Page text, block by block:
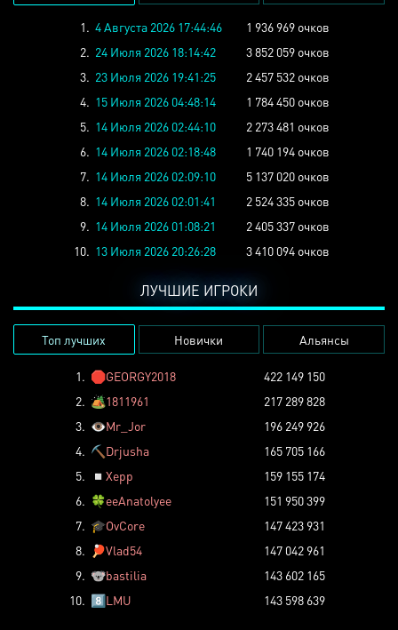
1. 4 Августа 2026 17:44:46
1 936 969 очков
2. 24 Июля 2026 18:14:42
3 852 059 очков
3. 23 Июля 2026 19:41:25
2 457 532 очков
4. 15 Июля 2026 04:48:14
1 784 450 очков
5. 14 Июля 2026 02:44:10
2 273 481 очков
6. 14 Июля 2026 02:18:48
1 740 194 очков
7. 14 Июля 2026 02:09:10
5 137 020 очков
8. 14 Июля 2026 02:01:41
2 524 335 очков
9. 14 Июля 2026 01:08:21
2 405 337 очков
10. 13 Июля 2026 20:26:28 3 410 094 очков
ЛУЧШИЕ ИГРОКИ
Топ лучших Новички Альянсы
1. 🛑GEORGY2018
422 149 150
2. 🏕️1811961
217 289 828
3. 👁️Mr_Jor
196 249 926
4. ⛏️ Drjusha
165 705 166
5.
◽ Xepp
159 155 174
6. 🍀eeAnatolyee
151 950 399
7. 🎓OvCore
147 423 931
8.
🏓Vlad54
147 042 961
9. 🐨bastilia
143 602 165
10. 8️⃣LMU 143 598 639